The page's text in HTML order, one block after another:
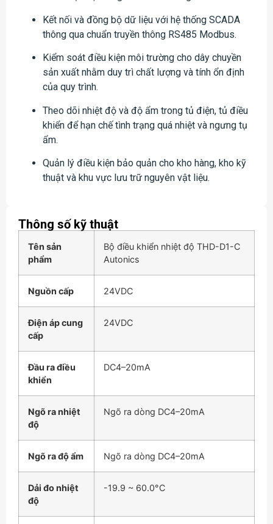
Kết nối và đồng bộ dữ liệu với hệ thống SCADA
thông qua chuẩn truyền thông RS485 Modbus.
Kiểm soát điều kiện môi trường cho dây chuyền
sản xuất nhằm duy trì chất lượng và tính ổn định
của quy trình.
Theo dõi nhiệt độ và độ ẩm trong tủ điện, tủ điều
khiển để hạn chế tình trạng quá nhiệt và ngưng tụ
ẩm.
Quản lý điều kiện bảo quản cho kho hàng, kho kỹ
thuật và khu vực lưu trữ nguyên vật liệu.
Thông số kỹ thuật
Tên sản
phẩm
Bộ điều khiển nhiệt độ THD-D1-C
Autonics
Nguồn cấp 24VDC
Điện áp cung
cấp
24VDC
Đầu ra điều
khiển
DC4–20mA
Ngõ ra nhiệt
độ
Ngõ ra dòng DC4–20mA
Ngõ ra độ ẩm Ngõ ra dòng DC4–20mA
Dải đo nhiệt
độ
-19.9 ~ 60.0°C